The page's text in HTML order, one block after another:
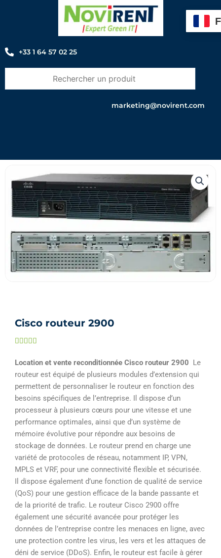
+33 1 64 57 02 25
marketing@novirent.com
Cisco routeur 2900
    
sur
5
Location et vente reconditionnée Cisco routeur 2900 Le
routeur est équipé de plusieurs modules d’extension qui
permettent de personnaliser le routeur en fonction des
besoins spécifiques de l’entreprise. Il dispose d’un
processeur à plusieurs cœurs pour une vitesse et une
performance optimales, ainsi que d’un système de
mémoire évolutive pour répondre aux besoins de
stockage de données. Le routeur prend en charge une
variété de protocoles de réseau, notamment IP, VPN,
MPLS et VRF, pour une connectivité flexible et sécurisée.
Il dispose également d’une fonction de qualité de service
(QoS) pour une gestion efficace de la bande passante et
de la priorité de trafic. Le routeur Cisco 2900 offre
également une sécurité avancée pour protéger les
données de l’entreprise contre les menaces en ligne, avec
une protection contre les virus, les vers et les attaques de
déni de service (DDoS). Enfin, le routeur est facile à gérer